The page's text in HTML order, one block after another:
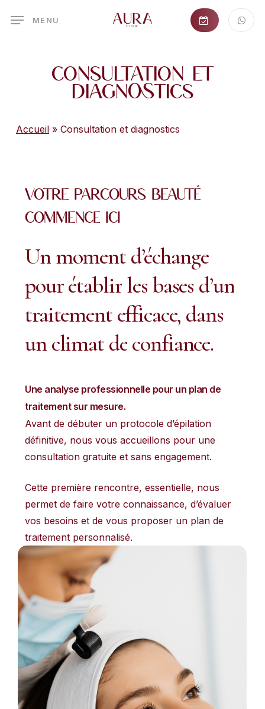
MENU
Consultation et
diagnostics
Accueil» Consultation et diagnostics
Votre parcours beauté
commence ici
Unmomentd’échange
pourétablirlesbases d’un
traitement efficace, dans
unclimatdeconfiance.
Une analyse professionnelle pour un plan de
traitement sur mesure.
Avant de débuter un protocole d’épilation
définitive, nous vous accueillons pour une
consultation gratuite et sans engagement.
Cette première rencontre, essentielle, nous
permet de faire votre connaissance, d’évaluer
vos besoins et de vous proposer un plan de
traitement personnalisé.